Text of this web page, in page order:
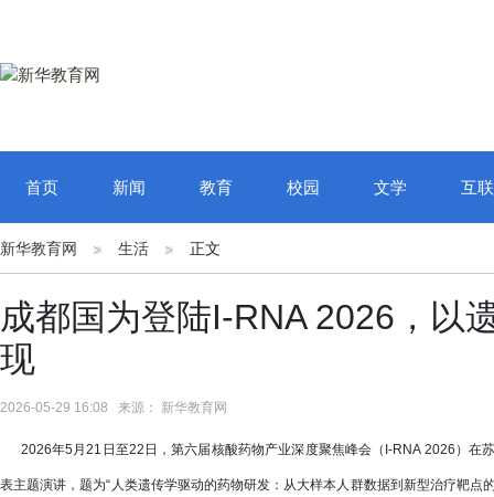
首页 新闻 教育 校园 文学 互
新华教育网 生活 正文
成都国为登陆I-RNA 2026，以
现
2026-05-29 16:08 来源： 新华教育网
2026年5月21日至22日，第六届核酸药物产业深度聚焦峰会（I-RNA 2026）在
表主题演讲，题为“人类遗传学驱动的药物研发：从大样本人群数据到新型治疗靶